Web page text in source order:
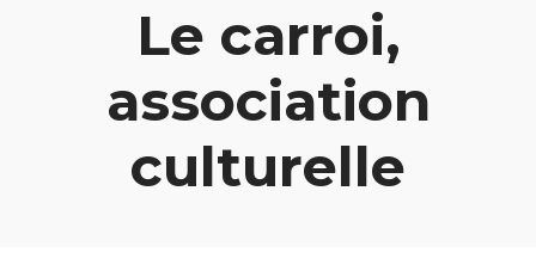
Le carroi,
association
culturelle